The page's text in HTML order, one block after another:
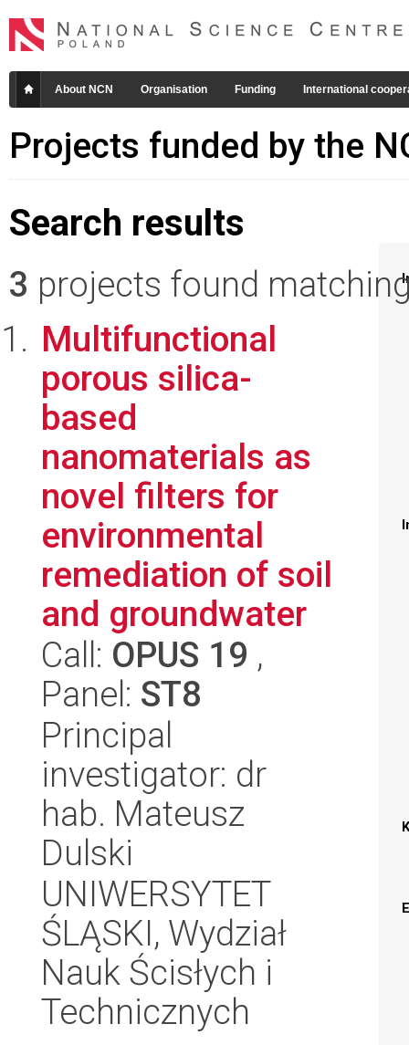
About NCN Organisation Funding International
Projects funded by the
Search results
3 projects found
Multifunctional
porous silica-
based
nanomaterials as
novel filters for
environmental
remediation of soil
and groundwater
Call: OPUS 19 ,
Panel: ST8
Principal
investigator: dr
hab. Mateusz
Dulski
UNIWERSYTET
ŚLĄSKI, Wydział
Nauk Ścisłych i
Technicznych